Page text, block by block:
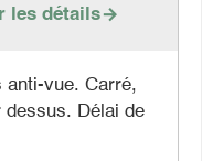
les détails
anti-vue. Carré,
dessus. Délai de